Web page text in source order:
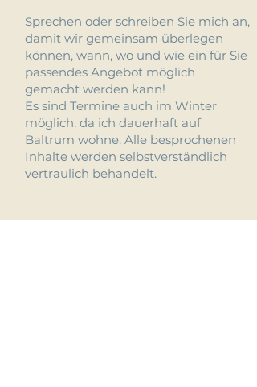
Sprechen oder schreiben Sie mich an,
damit wir gemeinsam überlegen
können, wann, wo und wie ein für Sie
passendes Angebot möglich
gemacht werden kann!
Es sind Termine auch im Winter
möglich, da ich dauerhaft auf
Baltrum wohne. Alle besprochenen
Inhalte werden selbstverständlich
vertraulich behandelt.